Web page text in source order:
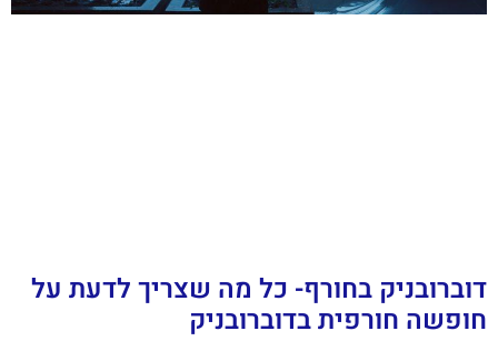
דוברובניק בחורף- כל מה שצריך לדעת על
חופשה חורפית בדוברובניק